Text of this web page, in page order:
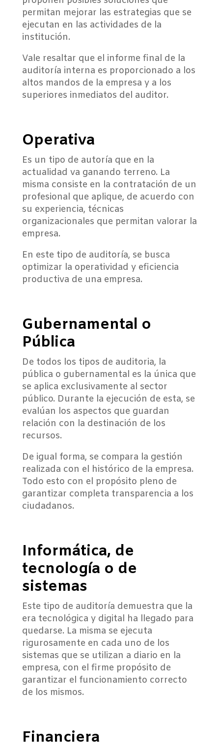
permitan mejorar las estrategias que se
ejecutan en las actividades de la
institución.
Vale resaltar que el informe final de la
auditoría interna es proporcionado a los
altos mandos de la empresa y a los
superiores inmediatos del auditor.
Operativa
Es un tipo de autoría que en la
actualidad va ganando terreno. La
misma consiste en la contratación de un
profesional que aplique, de acuerdo con
su experiencia, técnicas
organizacionales que permitan valorar la
empresa.
En este tipo de auditoría, se busca
optimizar la operatividad y eficiencia
productiva de una empresa.
Gubernamental o
Pública
De todos los tipos de auditoria, la
pública o gubernamental es la única que
se aplica exclusivamente al sector
público. Durante la ejecución de esta, se
evalúan los aspectos que guardan
relación con la destinación de los
recursos.
De igual forma, se compara la gestión
realizada con el histórico de la empresa.
Todo esto con el propósito pleno de
garantizar completa transparencia a los
ciudadanos.
Informática, de
tecnología o de
sistemas
Este tipo de auditoría demuestra que la
era tecnológica y digital ha llegado para
quedarse. La misma se ejecuta
rigurosamente en cada uno de los
sistemas que se utilizan a diario en la
empresa, con el firme propósito de
garantizar el funcionamiento correcto
de los mismos.
Financiera